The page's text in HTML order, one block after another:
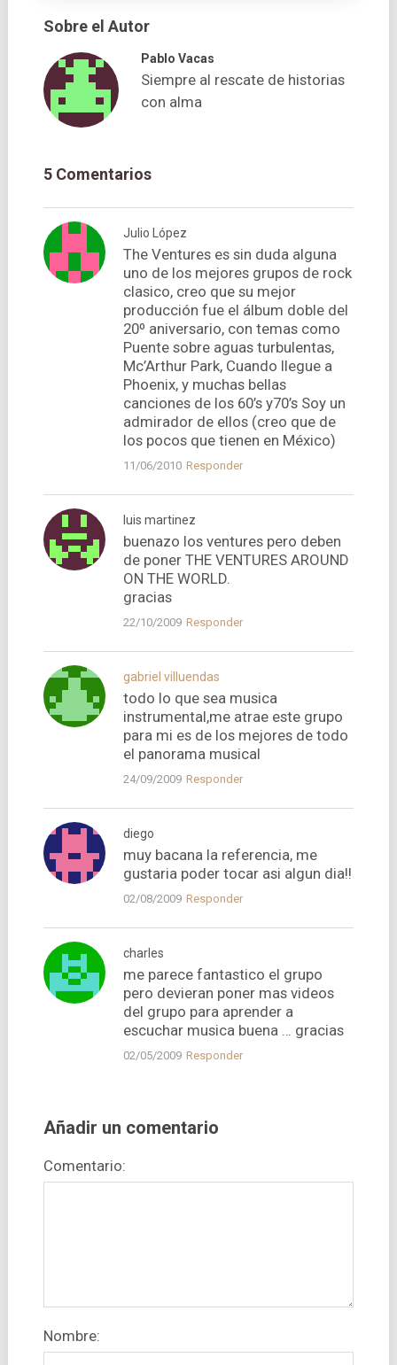
Sobre el Autor
Pablo Vacas
Siempre al rescate de historias
con alma
5 Comentarios
Julio López
The Ventures es sin duda alguna
uno de los mejores grupos de rock
clasico, creo que su mejor
producción fue el álbum doble del
20º aniversario, con temas como
Puente sobre aguas turbulentas,
Mc’Arthur Park, Cuando llegue a
Phoenix, y muchas bellas
canciones de los 60’s y70’s Soy un
admirador de ellos (creo que de
los pocos que tienen en México)
11/06/2010 Responder
luis martinez
buenazo los ventures pero deben
de poner THE VENTURES AROUND
ON THE WORLD.
gracias
22/10/2009 Responder
gabriel villuendas
todo lo que sea musica
instrumental,me atrae este grupo
para mi es de los mejores de todo
el panorama musical
24/09/2009 Responder
diego
muy bacana la referencia, me
gustaria poder tocar asi algun dia!!
02/08/2009 Responder
charles
me parece fantastico el grupo
pero devieran poner mas videos
del grupo para aprender a
escuchar musica buena … gracias
02/05/2009 Responder
Añadir un comentario
Comentario:
Nombre: